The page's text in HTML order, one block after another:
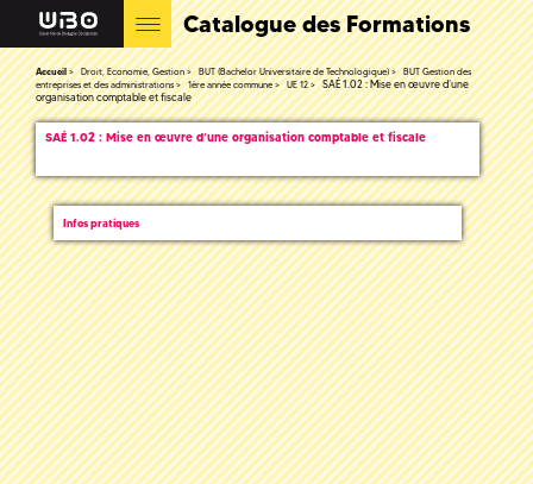
Catalogue des Formations
Accueil Droit, Economie, Gestion BUT (Bachelor Universitaire de Technologique)
BUT Gestion des
entreprises et des administrations
1ère année commune UE 12
SAÉ 1.02 : Mise en œuvre d’une
organisation comptable et fiscale
SAÉ 1.02 : Mise en œuvre d’une organisation comptable et fiscale
Infos pratiques